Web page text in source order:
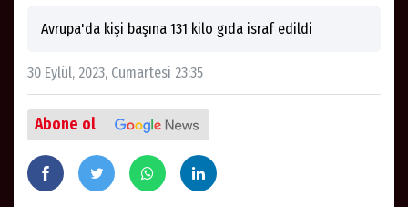
Avrupa'da kişi başına 131 kilo gıda israf edildi
30 Eylül, 2023, Cumartesi 23:35
Abone ol